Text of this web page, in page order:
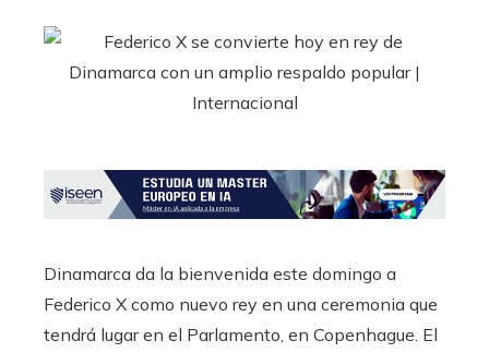
Dinamarca da la bienvenida este domingo a
Federico X como nuevo rey en una ceremonia que
tendrá lugar en el Parlamento, en Copenhague. El